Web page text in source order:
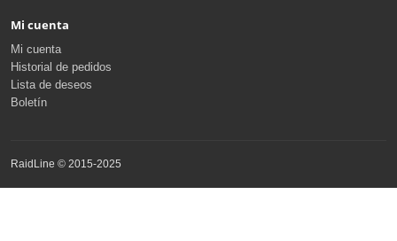
Mi cuenta
Mi cuenta
Historial de pedidos
Lista de deseos
Boletín
RaidLine © 2015-2025